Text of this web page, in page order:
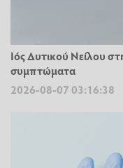
Ιός Δυτικού Νείλου
συμπτώματα
2026-08-07 03:16:38